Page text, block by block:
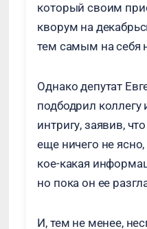
который своим
кворум на
тем самым на себя
Однако депутат
подбодрил коллегу
интригу, заявив,
еще ничего не ясно,
кое-какая
но пока он ее
И, тем не менее,